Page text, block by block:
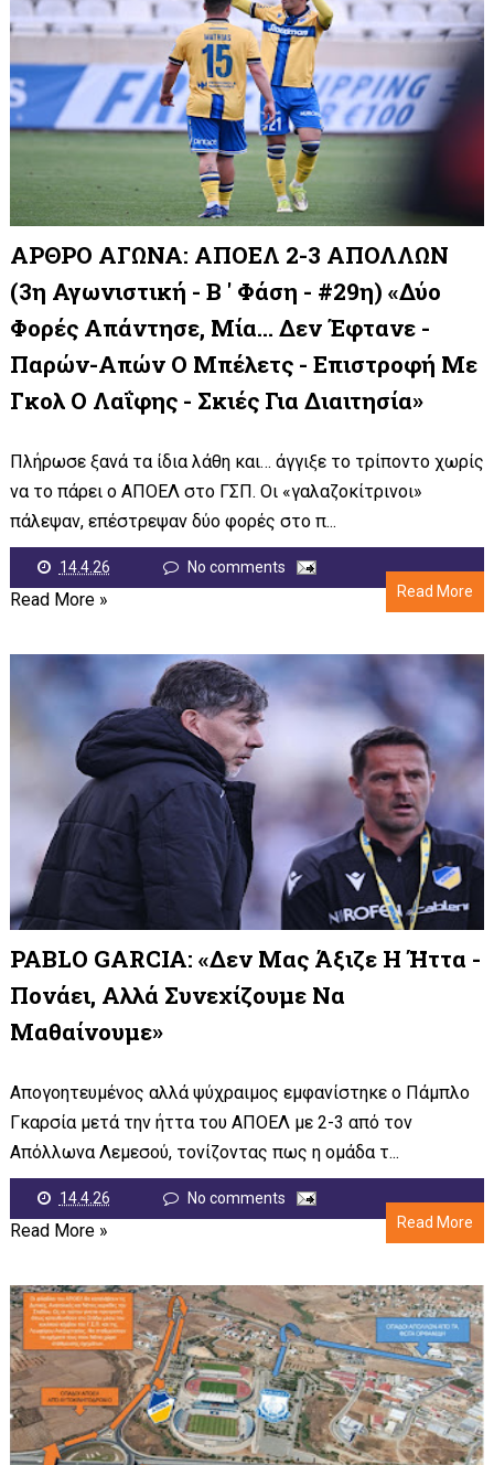
ΑΡΘΡΟ ΑΓΩΝΑ: ΑΠΟΕΛ 2-3 ΑΠΟΛΛΩΝ
(3η Αγωνιστική - Β ' Φάση - #29η) «Δύο
Φορές Απάντησε, Μία… Δεν Έφτανε -
Παρών-Απών Ο Μπέλετς - Επιστροφή Με
Γκολ Ο Λαΐφης - Σκιές Για Διαιτησία»
Πλήρωσε ξανά τα ίδια λάθη και… άγγιξε το τρίποντο χωρίς
να το πάρει ο ΑΠΟΕΛ στο ΓΣΠ. Οι «γαλαζοκίτρινοι»
πάλεψαν, επέστρεψαν δύο φορές στο π...
14.4.26
No comments
Read More
Read More »
PABLO GARCIA: «Δεν Μας Άξιζε Η Ήττα -
Πονάει, Αλλά Συνεχίζουμε Να
Μαθαίνουμε»
Απογοητευμένος αλλά ψύχραιμος εμφανίστηκε ο Πάμπλο
Γκαρσία μετά την ήττα του ΑΠΟΕΛ με 2-3 από τον
Απόλλωνα Λεμεσού, τονίζοντας πως η ομάδα τ...
14.4.26
No comments
Read More
Read More »